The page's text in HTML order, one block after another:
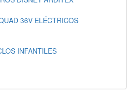
36V ELÉCTRICOS
INFANTILES